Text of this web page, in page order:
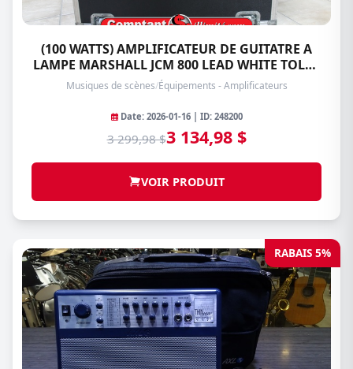
(100 WATTS) AMPLIFICATEUR DE GUITATRE A
LAMPE MARSHALL JCM 800 LEAD WHITE TOLEX
SERIES-2203
Musiques de scènes/Équipements - Amplificateurs
Date: 2026-01-16 | ID: 248200
3 299,98 $3 134,98 $
VOIR PRODUIT
RABAIS 5%